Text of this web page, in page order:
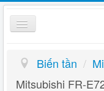
Toggle
Navigation
Biến Tần
Kỹ thuật
Biến tần /
Mitsubishi FR-